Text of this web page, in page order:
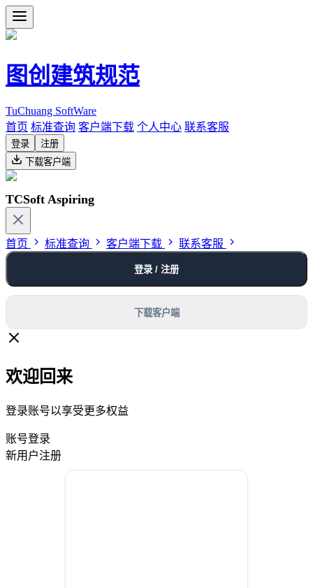
图创建筑规范
TuChuang SoftWare
首页 标准查询 客户端下载 个人中心 联系客服
登录
注册
下载客户端
TCSoft Aspiring
首页 标准查询 客户端下载 联系客服
登录 / 注册
下载客户端
欢迎回来
登录账号以享受更多权益
账号登录
新用户注册